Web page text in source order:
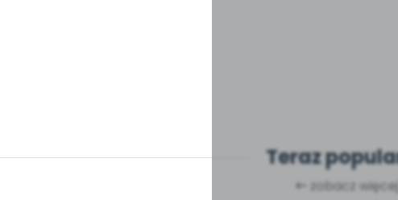
Teraz
zobacz więcej